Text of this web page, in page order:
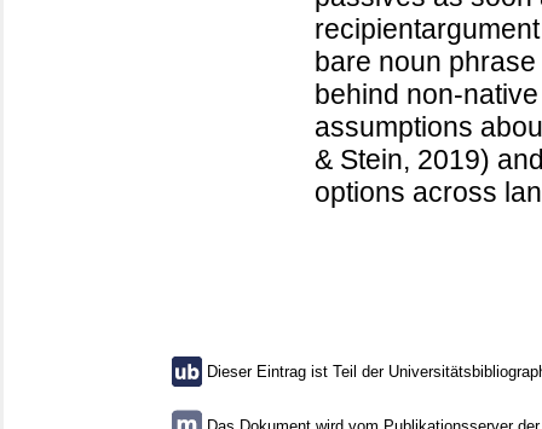
bare noun
behind non-
assumptions
& Stein, 2019)
options across
Dieser Eintrag ist Teil der